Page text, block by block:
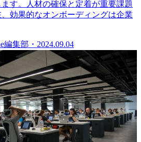
す。人材の確保と定着が重要課題
効果的なオンボーディングは企業
編集部 ・ 2024.09.04